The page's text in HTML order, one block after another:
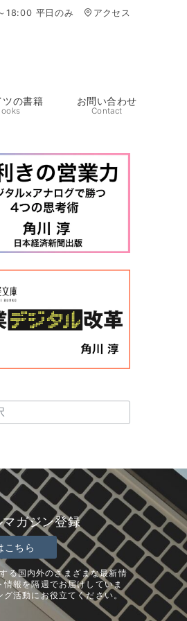
18:00 平日のみ アクセス
ツの書籍 お問い合わせ
Contact
ガジン登録
こちら
る国内外のさまざまな最新情
報を隔週でお届けしていま
グ活動にお役立てください。